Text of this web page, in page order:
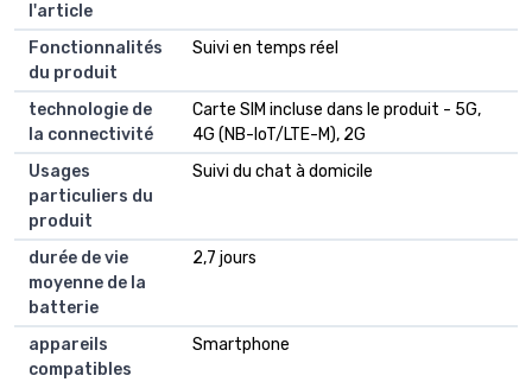
l'article
Fonctionnalités
du produit
Suivi en temps réel
technologie de
la connectivité
Carte SIM incluse dans le produit - 5G,
4G (NB-IoT/LTE-M), 2G
Usages
particuliers du
produit
Suivi du chat à domicile
durée de vie
moyenne de la
batterie
2,7 jours
appareils
compatibles
Smartphone